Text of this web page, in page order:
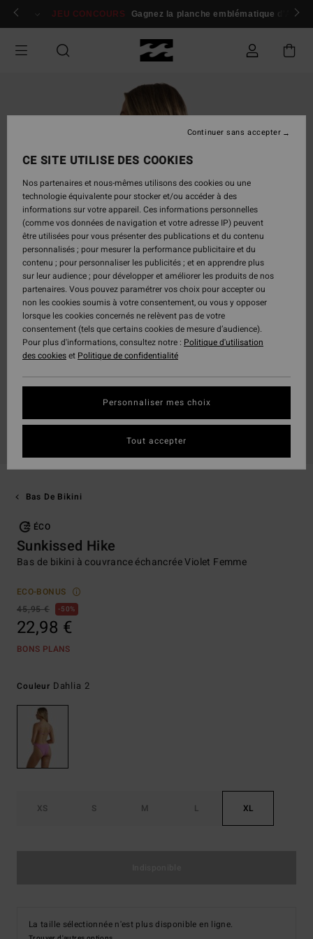
Passer
Se connecter / s'inscrire
JEU CONCOURS Gagnez la planche emblématique d'Andy
Bas De Bikini
ÉCO
Sunkissed Hike
Bas de bikini à couvrance échancrée Violet Femme
ECO-BONUS
45,95 €
50%
22,98 €
BONS PLANS
Couleur Dahlia 2
XS S M L XL
La taille sélectionnée n'est plus disponible en ligne.
CE SITE UTILISE DES COOKIES
Nos partenaires et nous-mêmes utilisons des cookies ou une
technologie équivalente pour stocker et/ou accéder à des
informations sur votre appareil. Ces informations personnelles
(comme vos données de navigation et votre adresse IP) peuvent
être utilisées pour vous présenter des publications et du contenu
personnalisés ; pour mesurer la performance publicitaire et du
contenu ; pour personnaliser les publicités ; et en apprendre plus
sur leur audience ; pour développer et améliorer les produits de nos
partenaires. Vous pouvez paramétrer vos choix pour accepter ou
non les cookies soumis à votre consentement, ou vous y opposer
lorsque les cookies concernés ne relèvent pas de votre
consentement (tels que certains cookies de mesure d’audience).
Pour plus d'informations, consultez notre : Politique d'utilisation
des cookieset Politique de confidentialité
Personnaliser mes choix
Continuer sans accepter
Tout accepter